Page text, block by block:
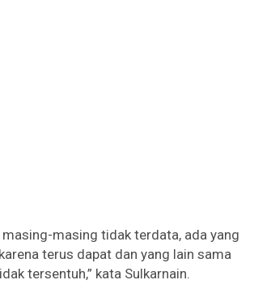
masing-masing tidak terdata, ada yang
terus dapat dan yang lain sama
tersentuh,” kata Sulkarnain.